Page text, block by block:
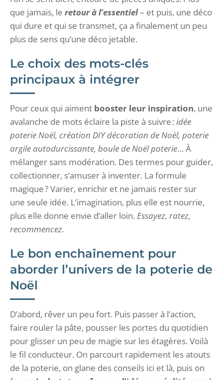
que jamais, le retour à l’essentiel– et puis, une déco
qui dure et qui se transmet, ça a finalement un peu
plus de sens qu’une déco jetable.
Le choix des mots-clés
principaux à intégrer
Pour ceux qui aiment booster leur inspiration, une
avalanche de mots éclaire la piste à suivre : idée
poterie Noël, création DIY décoration de Noël, poterie
argile autodurcissante, boule de Noël poterie… À
mélanger sans modération. Des termes pour guider,
collectionner, s’amuser à inventer. La formule
magique ? Varier, enrichir et ne jamais rester sur
une seule idée. L’imagination, plus elle est nourrie,
plus elle donne envie d’aller loin. Essayez, ratez,
recommencez.
Le bon enchaînement pour
aborder l’univers de la poterie de
Noël
D’abord, rêver un peu fort. Puis passer à l’action,
faire rouler la pâte, pousser les portes du quotidien
pour glisser un peu de magie sur les étagères. Voilà
le fil conducteur. On parcourt rapidement les atouts
de la poterie, on glane des conseils ici et là, puis on